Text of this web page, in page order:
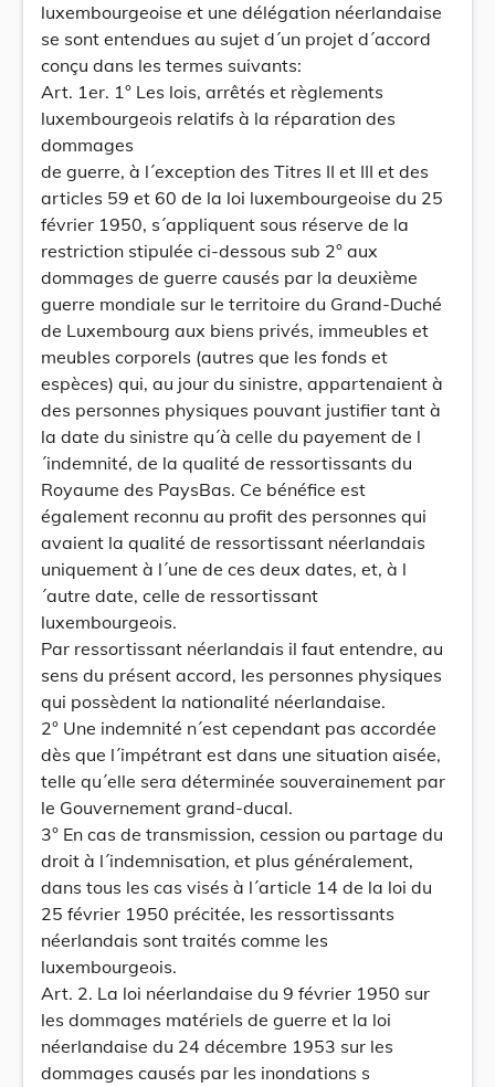
luxembourgeoise et une délégation néerlandaise
se sont entendues au sujet d´un projet d´accord
conçu dans les termes suivants:
Art. 1er. 1° Les lois, arrêtés et règlements
luxembourgeois relatifs à la réparation des
dommages
de guerre, à l´exception des Titres II et III et des
articles 59 et 60 de la loi luxembourgeoise du 25
février 1950, s´appliquent sous réserve de la
restriction stipulée ci-dessous sub 2° aux
dommages de guerre causés par la deuxième
guerre mondiale sur le territoire du Grand-Duché
de Luxembourg aux biens privés, immeubles et
meubles corporels (autres que les fonds et
espèces) qui, au jour du sinistre, appartenaient à
des personnes physiques pouvant justifier tant à
la date du sinistre qu´à celle du payement de l
´indemnité, de la qualité de ressortissants du
Royaume des PaysBas. Ce bénéfice est
également reconnu au profit des personnes qui
avaient la qualité de ressortissant néerlandais
uniquement à l´une de ces deux dates, et, à l
´autre date, celle de ressortissant
luxembourgeois.
Par ressortissant néerlandais il faut entendre, au
sens du présent accord, les personnes physiques
qui possèdent la nationalité néerlandaise.
2° Une indemnité n´est cependant pas accordée
dès que l´impétrant est dans une situation aisée,
telle qu´elle sera déterminée souverainement par
le Gouvernement grand-ducal.
3° En cas de transmission, cession ou partage du
droit à l´indemnisation, et plus généralement,
dans tous les cas visés à l´article 14 de la loi du
25 février 1950 précitée, les ressortissants
néerlandais sont traités comme les
luxembourgeois.
Art. 2. La loi néerlandaise du 9 février 1950 sur
les dommages matériels de guerre et la loi
néerlandaise du 24 décembre 1953 sur les
dommages causés par les inondations s